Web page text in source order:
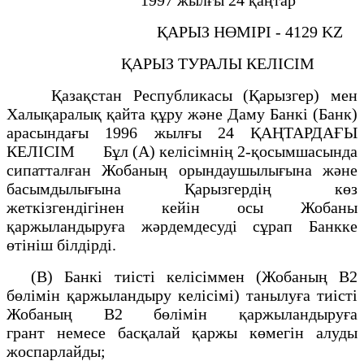
ҚАРЫЗ НӨМIРI - 4129 KZ
ҚАРЫЗ ТУРАЛЫ КЕЛIСIМ
Қазақстан Республикасы (Қарызгер) мен
Халықаралық қайта құру және Даму Банкi (Банк)
арасындағы 1996 жылғы 24 ҚАҢТАРДАҒЫ
КЕЛIСIМ Бұл (A) келiсiмнiң 2-қосымшасында
сипатталған Жобаның орындаушылығына және
басымдылығына Қарызгердiң көз
жеткiзгендiгiнен кейiн осы Жобаны
қаржыландыруға жәрдемдесудi сұрап Банкке
өтiнiш бiлдiрдi.
(B) Банкi тиiстi келiсiммен (Жобаның В2
бөлiмiн қаржыландыру келiсiмi) танылуға тиiстi
Жобаның В2 бөлiмiн қаржыландыруға
грант немесе басқалай қаржы көмегiн алуды
жоспарлайды;